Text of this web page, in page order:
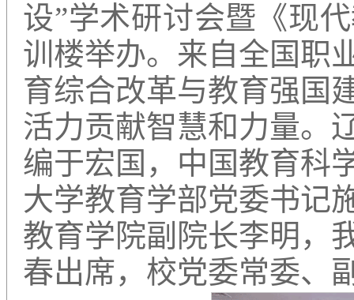
设”学术研讨会暨《现
训楼举办。来自全国职
育综合改革与教育强国
活力贡献智慧和力量。
编于宏国，中国教育科
大学教育学部党委书记
教育学院副院长李明，
春出席，校党委常委、